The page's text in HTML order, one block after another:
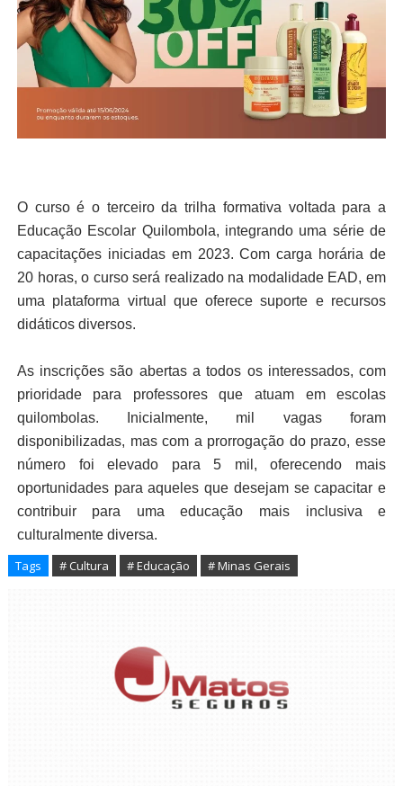
O curso é o terceiro da trilha formativa voltada para a
Educação Escolar Quilombola, integrando uma série de
capacitações iniciadas em 2023. Com carga horária de
20 horas, o curso será realizado na modalidade EAD, em
uma plataforma virtual que oferece suporte e recursos
didáticos diversos.
As inscrições são abertas a todos os interessados, com
prioridade para professores que atuam em escolas
quilombolas. Inicialmente, mil vagas foram
disponibilizadas, mas com a prorrogação do prazo, esse
número foi elevado para 5 mil, oferecendo mais
oportunidades para aqueles que desejam se capacitar e
contribuir para uma educação mais inclusiva e
culturalmente diversa.
Tags # Cultura # Educação # Minas Gerais